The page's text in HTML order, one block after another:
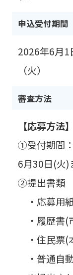
申込受付期間
2026年6月1
（火）
審査方法
【応募方法】
①受付期間
6月30日(火)
②提出書類
・応募用
・履歴書(
・住民票(
・普通自